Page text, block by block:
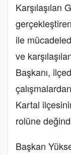
Karşılaşılan
ile
ve
Başkanı,
Kartal
rolüne
Başkan